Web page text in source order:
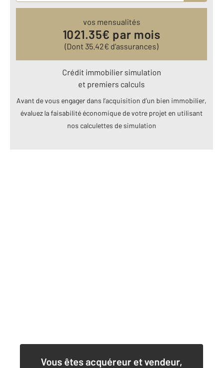
vos mensualités
1021.35€ par mois
(Dont 35.42€ d’assurances)
Crédit immobilier simulation
et premiers calculs
Avant de vous engager dans l’acquisition d’un bien immobilier,
évaluez la faisabilité économique de votre projet en utilisant
nos calculettes de simulation
Vous êtes acquéreur et vendeur,